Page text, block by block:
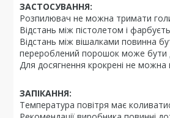
ЗАСТОСУВАННЯ:
Розпилювач не можна тримати
Відстань між пістолетом і
Відстань між вішалками повинна
перероблений порошок може бути
Для досягнення крокрені не
ЗАПІКАННЯ:
Температура повітря має